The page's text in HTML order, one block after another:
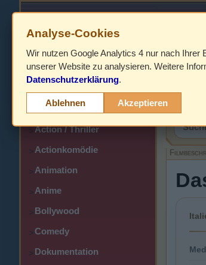
HOME
>
> Action
>Action / Thriller
>Actionkomödie
>Animation
>Anime
>Bollywood
>Comedy
>Dokumentation
Analyse-Cookies
Wir nutzen Google Analytics 4 nur nach Ihrer
unserer Website zu analysieren. Weitere
Datenschutzerklärung.
Ablehnen Akzeptieren